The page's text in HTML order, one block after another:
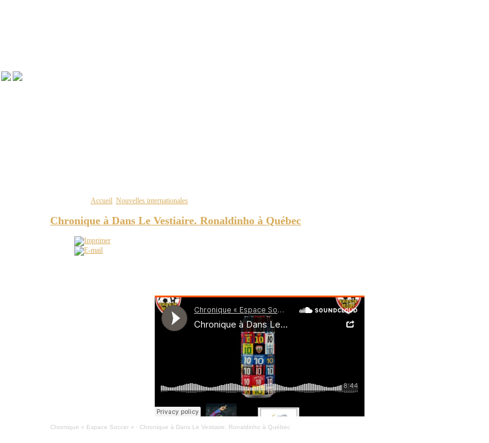
Accueil Nouvelles internationales
Chronique à Dans Le Vestiaire. Ronaldinho à Québec
Chronique « Espace Soccer » · Chronique à Dans Le Vestiaire. Ronaldinho à Québec